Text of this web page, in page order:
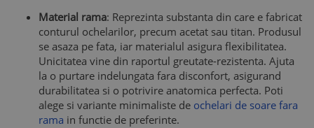
Material rama: Reprezinta substanta din care e fabricat
conturul ochelarilor, precum acetat sau titan. Produsul
se asaza pe fata, iar materialul asigura flexibilitatea.
Unicitatea vine din raportul greutate-rezistenta. Ajuta
la o purtare indelungata fara disconfort, asigurand
durabilitatea si o potrivire anatomica perfecta. Poti
alege si variante minimaliste de ochelari de soare fara
rama in functie de preferinte.